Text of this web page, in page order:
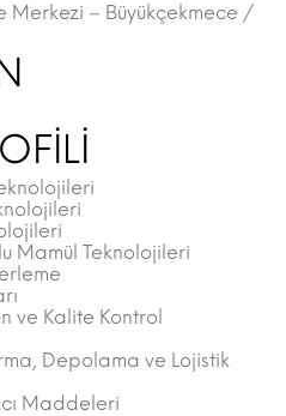
Merkezi – Büyükçekmece /
Mamül Teknolojileri
ve Kalite Kontrol
Depolama ve Lojistik
Maddeleri